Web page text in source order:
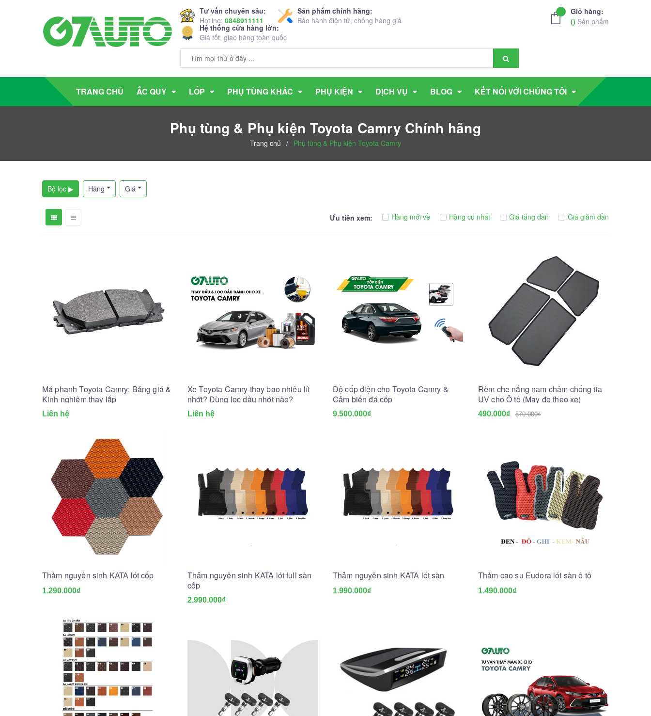
Tư vấn chuyên sâu:
Hotline: 0848911111
Sản phẩm chính hãng:
Bảo hành điện tử, chống hàng giả
Hệ thống cửa hàng lớn:
Giá tốt, giao hàng toàn quốc
Giỏ hàng:
() Sản phẩm
TRANG CHỦ ẮC QUY LỐP PHỤ TÙNG KHÁC PHỤ KIỆN DỊCH VỤ BLOG KẾT NỐI VỚI CHÚNG TÔI
Phụ tùng & Phụ kiện Toyota Camry Chính hãng
Trang chủ / Phụ tùng & Phụ kiện Toyota Camry
Bộ lọc ▶ Hãng Giá
Ưu tiên xem: Hàng mới về Hàng cũ nhất Giá tăng dần Giá giảm dần
Má phanh Toyota Camry: Bảng giá &
Kinh nghiệm thay lắp
Liên hệ
Xe Toyota Camry thay bao nhiêu lít
nhớt? Dùng lọc dầu nhớt nào?
Liên hệ
Độ cốp điện cho Toyota Camry &
Cảm biến đá cốp
9.500.000₫
Rèm che nắng nam châm chống tia
UV cho Ô tô (May đo theo xe)
490.000₫ 570.000₫
Thảm nguyên sinh KATA lót cốp
1.290.000₫
Thảm nguyên sinh KATA lót full sàn
cốp
2.990.000₫
Thảm nguyên sinh KATA lót sàn
1.990.000₫
Thảm cao su Eudora lót sàn ô tô
1.490.000₫